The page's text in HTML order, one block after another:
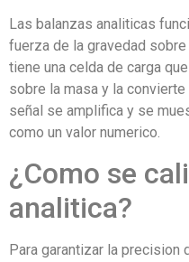
Las balanzas analiticas
fuerza de la gravedad
tiene una celda de carga
sobre la masa y la
señal se amplifica y se
como un valor numerico.
¿Como se
analitica?
Para garantizar la precision